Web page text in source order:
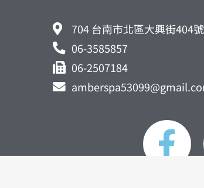
704 台南市北區大興街404號
06-3585857
06-2507184
F
a